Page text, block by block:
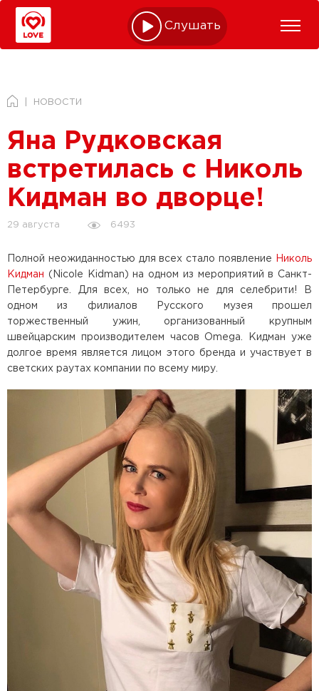
Слушать online
НОВОСТИ
Яна Рудковская
встретилась с Николь
Кидман во дворце!
29 августа 6493
Полной неожиданностью для всех стало появление
Николь
Кидман (Nicole Kidman) на одном из мероприятий в Санкт-
Петербурге. Для всех, но только не для селебрити! В
одном из филиалов Русского музея прошел
торжественный ужин, организованный крупным
швейцарским производителем часов Omega. Кидман уже
долгое время является лицом этого бренда и участвует в
светских раутах компании по всему миру.